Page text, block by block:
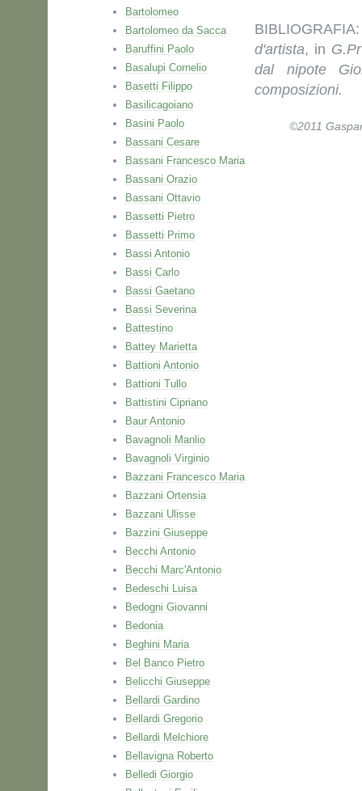
Bartolomeo
Bartolomeo da Sacca
Baruffini Paolo
Basalupi Cornelio
Basetti Filippo
Basilicagoiano
Basini Paolo
Bassani Cesare
Bassani Francesco Maria
Bassani Orazio
Bassani Ottavio
Bassetti Pietro
Bassetti Primo
Bassi Antonio
Bassi Carlo
Bassi Gaetano
Bassi Severina
Battestino
Battey Marietta
Battioni Antonio
Battioni Tullo
Battistini Cipriano
Baur Antonio
Bavagnoli Manlio
Bavagnoli Virginio
Bazzani Francesco Maria
Bazzani Ortensia
Bazzani Ulisse
Bazzini Giuseppe
Becchi Antonio
Becchi Marc'Antonio
Bedeschi Luisa
Bedogni Giovanni
Bedonia
Beghini Maria
Bel Banco Pietro
Belicchi Giuseppe
Bellardi Gardino
Bellardi Gregorio
Bellardi Melchiore
Bellavigna Roberto
Belledi Giorgio
d'artista, in G.Pr
dal nipote
composizioni.
©2011